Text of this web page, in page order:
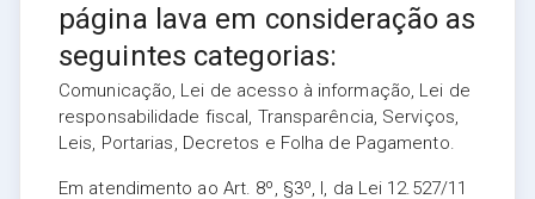
página lava em consideração as
seguintes categorias:
Comunicação, Lei de acesso à informação, Lei de
responsabilidade fiscal, Transparência, Serviços,
Leis, Portarias, Decretos e Folha de Pagamento.
Em atendimento ao Art. 8º, §3º, I, da Lei 12.527/11